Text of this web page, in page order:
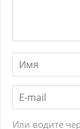
Или водите